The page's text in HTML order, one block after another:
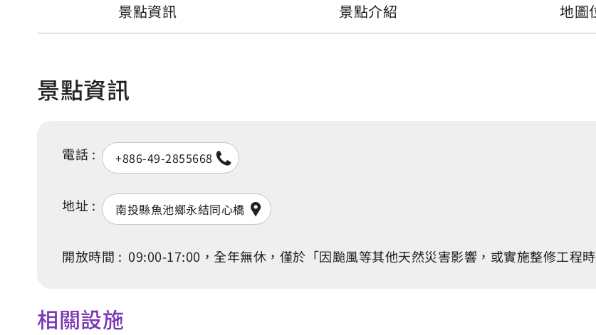
景點資訊 景點介紹 地圖
景點資訊
電話 : +886-49-2855668
地址 : 南投縣魚池鄉永結同心橋
開放時間 : 09:00-17:00，全年無休，僅於「因颱風等其他天然災害影響，或實施整修工程
相關設施